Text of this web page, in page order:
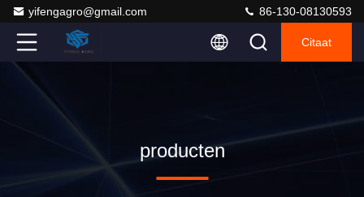
yifengagro@gmail.com 86-130-08130593
Citaat
producten